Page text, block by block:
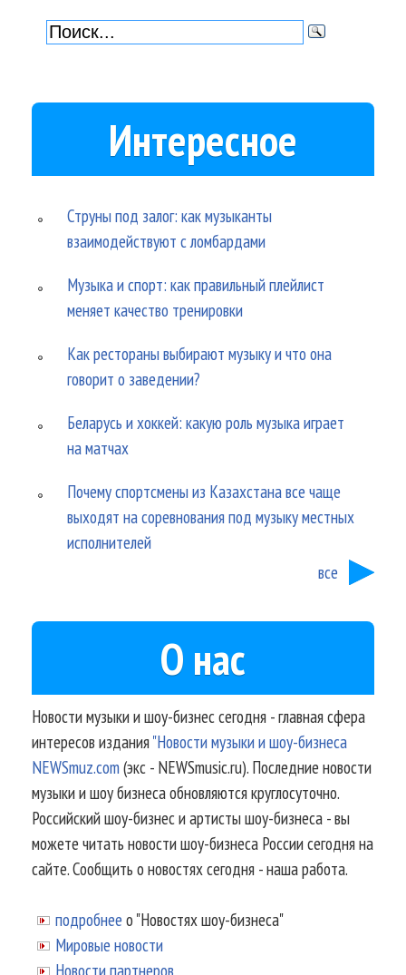
Интересное
Струны под залог: как музыканты
взаимодействуют с ломбардами
Музыка и спорт: как правильный плейлист
меняет качество тренировки
Как рестораны выбирают музыку и что она
говорит о заведении?
Беларусь и хоккей: какую роль музыка играет
на матчах
Почему спортсмены из Казахстана все чаще
выходят на соревнования под музыку местных
исполнителей
все
О нас
Новости музыки и шоу-бизнес сегодня - главная сфера
интересов издания"Новости музыки и шоу-бизнеса
NEWSmuz.com(экс - NEWSmusic.ru). Последние новости
музыки и шоу бизнеса обновляются круглосуточно.
Российский шоу-бизнес и артисты шоу-бизнеса - вы
можете читать новости шоу-бизнеса России сегодня на
сайте. Сообщить о новостях сегодня - наша работа.
подробнее о "Новостях шоу-бизнеса"
Мировые новости
Новости партнеров